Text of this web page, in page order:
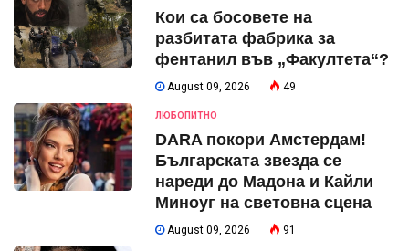
Кои са босовете на
разбитата фабрика за
фентанил във „Факултета“?
August 09, 2026 49
ЛЮБОПИТНО
DARA покори Амстердам!
Българската звезда се
нареди до Мадона и Кайли
Миноуг на световна сцена
August 09, 2026 91